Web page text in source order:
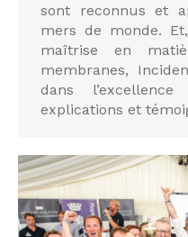
sont reconnus et
mers de monde.
maîtrise en
membranes,
dans
explications et